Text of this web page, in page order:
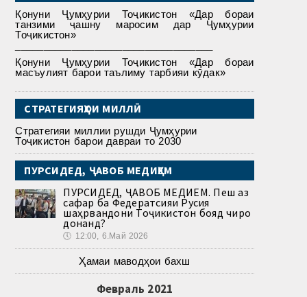
Қонуни Ҷумҳурии Тоҷикистон «Дар бораи
танзими ҷашну маросим дар Ҷумҳурии
Тоҷикистон»
Қонуни Ҷумҳурии Тоҷикистон «Дар бораи
масъулият барои таълиму тарбияи кӯдак»
СТРАТЕГИЯҲОИ МИЛЛӢ
Стратегияи миллии рушди Ҷумҳурии
Тоҷикистон барои давраи то 2030
ПУРСИДЕД, ҶАВОБ МЕДИҲЕМ
ПУРСИДЕД, ҶАВОБ МЕДИҲЕМ. Пеш аз
сафар ба Федератсияи Русия
шаҳрвандони Тоҷикистон бояд чиро
донанд?
🕔 12:00, 6.Май 2026
Ҳамаи маводҳои бахш
Февраль 2021